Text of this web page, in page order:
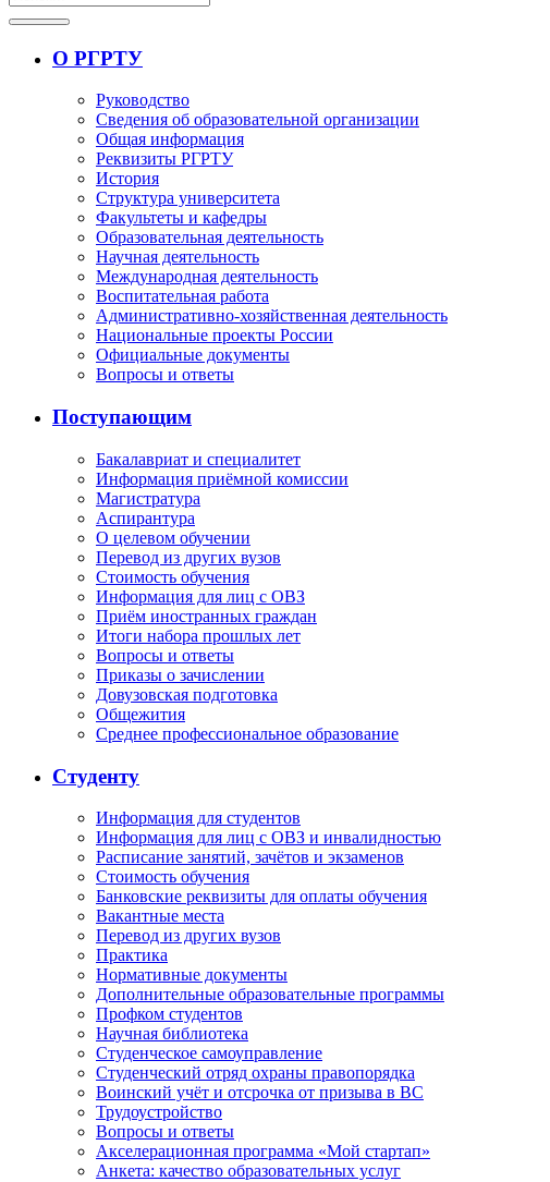
О РГРТУ
Руководство
Сведения об образовательной организации
Общая информация
Реквизиты РГРТУ
История
Структура университета
Факультеты и кафедры
Образовательная деятельность
Научная деятельность
Международная деятельность
Воспитательная работа
Административно-хозяйственная деятельность
Национальные проекты России
Официальные документы
Вопросы и ответы
Поступающим
Бакалавриат и специалитет
Информация приёмной комиссии
Магистратура
Аспирантура
О целевом обучении
Перевод из других вузов
Стоимость обучения
Информация для лиц с ОВЗ
Приём иностранных граждан
Итоги набора прошлых лет
Вопросы и ответы
Приказы о зачислении
Довузовская подготовка
Общежития
Среднее профессиональное образование
Студенту
Информация для студентов
Информация для лиц с ОВЗ и инвалидностью
Расписание занятий, зачётов и экзаменов
Стоимость обучения
Банковские реквизиты для оплаты обучения
Вакантные места
Перевод из других вузов
Практика
Нормативные документы
Дополнительные образовательные программы
Профком студентов
Научная библиотека
Студенческое самоуправление
Студенческий отряд охраны правопорядка
Воинский учёт и отсрочка от призыва в ВС
Трудоустройство
Вопросы и ответы
Акселерационная программа «Мой стартап»
Анкета: качество образовательных услуг